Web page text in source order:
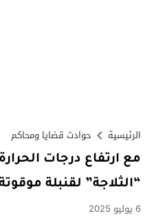
الرئيسية حوادث قضايا ومحاكم
“الثلاجة” لقنبلة
6 يوليو 2025